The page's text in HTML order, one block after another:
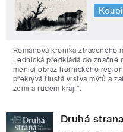
Románová kronika ztraceného
Lednická předkládá do značné
měnící obraz hornického
překrývá tlustá vrstva mýtů a
zemi a rudém kraji“.
Druhá